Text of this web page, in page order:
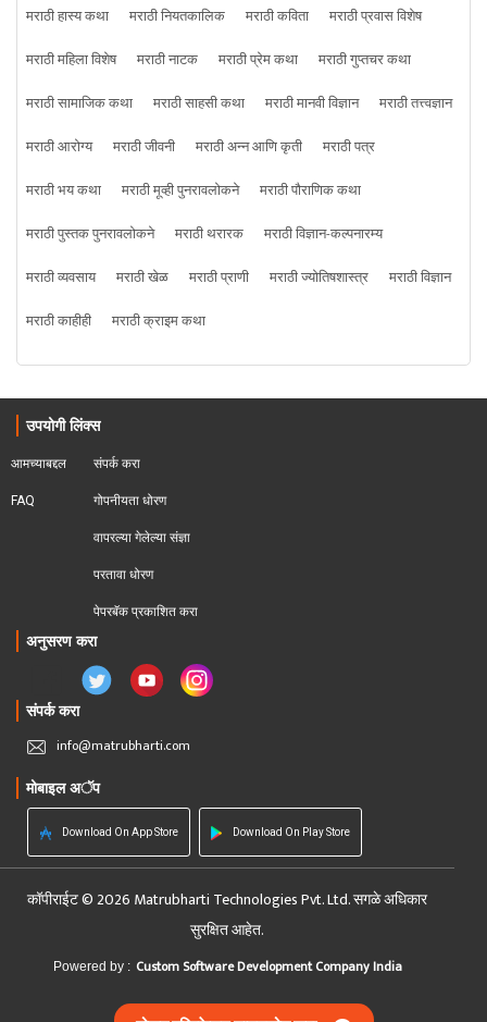
मराठी हास्य कथा
मराठी नियतकालिक मराठी कविता
मराठी प्रवास विशेष
मराठी महिला विशेष
मराठी नाटक मराठी प्रेम कथा
मराठी गुप्तचर कथा
मराठी सामाजिक कथा
मराठी साहसी कथा मराठी मानवी विज्ञान
मराठी तत्त्वज्ञान
मराठी आरोग्य
मराठी जीवनी मराठी अन्न आणि कृती
मराठी पत्र
मराठी भय कथा
मराठी मूव्ही पुनरावलोकने
मराठी पौराणिक कथा
मराठी पुस्तक पुनरावलोकने
मराठी थरारक
मराठी विज्ञान-कल्पनारम्य
मराठी व्यवसाय
मराठी खेळ मराठी प्राणी मराठी ज्योतिषशास्त्र
मराठी विज्ञान
मराठी काहीही
मराठी क्राइम कथा
उपयोगी लिंक्स
आमच्याबद्दल
FAQ
संपर्क करा
गोपनीयता धोरण
वापरल्या गेलेल्या संज्ञा
परतावा धोरण
पेपरबॅक प्रकाशित करा
अनुसरण करा
संपर्क करा
info@matrubharti.com
मोबाइल अॅप
Download On App Store Download On Play Store
कॉपीराईट © 2026 Matrubharti Technologies Pvt. Ltd. सगळे अधिकार
सुरक्षित आहेत.
Powered by : Custom Software Development Company India